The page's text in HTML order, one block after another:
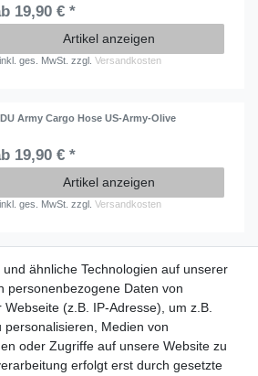
19,90 € *
Artikel anzeigen
inkl. ges. MwSt. zzgl.Versandkosten
Army Cargo Hose US-Army-Olive
19,90 € *
Artikel anzeigen
inkl. ges. MwSt. zzgl.Versandkosten
ab 40 €
ähnliche Technologien auf unserer
personenbezogene Daten von
(z.B. IP-Adresse), um z.B.
personalisieren, Medien von
oder Zugriffe auf unsere Website zu
erfolgt erst durch gesetzte